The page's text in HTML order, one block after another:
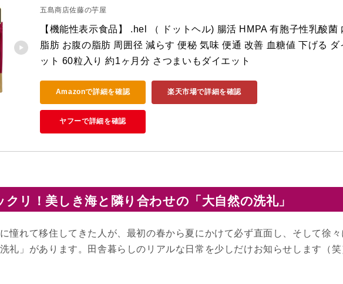
五島商店佐藤の芋屋
【機能性表示食品】 .hel （ ドットヘル) 腸活 HMPA 有胞子性乳酸菌
脂肪 お腹の脂肪 周囲径 減らす 便秘 気味 便通 改善 血糖値 下げる ダ
ット 60粒入り 約1ヶ月分 さつまいもダイエット
Amazonで詳細を確認 楽天市場で詳細を確認
ヤフーで詳細を確認
クリ！美しき海と隣り合わせの「大自然の洗礼」
憧れて移住してきた人が、最初の春から夏にかけて必ず直面し、そして徐々
礼」があります。田舎暮らしのリアルな日常を少しだけお知らせします（笑